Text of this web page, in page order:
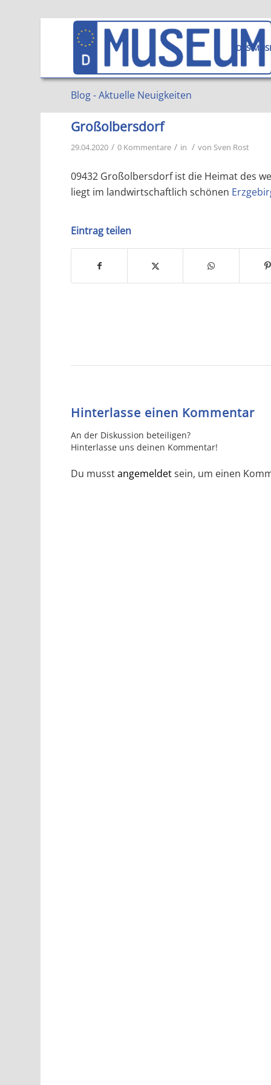
DAS
Blog - Aktuelle Neuigkeiten
Großolbersdorf
29.04.2020 / 0 Kommentare / in / von Sven Rost
09432 Großolbersdorf ist die Heimat des
liegt im landwirtschaftlich schönen
Eintrag teilen
Hinterlasse einen Kommentar
An der Diskussion beteiligen?
Hinterlasse uns deinen Kommentar!
Du musstangemeldetsein, um einen